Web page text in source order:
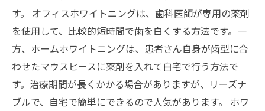
す。 オフィスホワイトニングは、歯科医師が専用の薬剤
を使用して、比較的短時間で歯を白くする方法です。一
方、ホームホワイトニングは、患者さん自身が歯型に合
わせたマウスピースに薬剤を入れて自宅で行う方法で
す。治療期間が長くかかる場合がありますが、リーズナ
ブルで、自宅で簡単にできるので人気があります。 ホワ